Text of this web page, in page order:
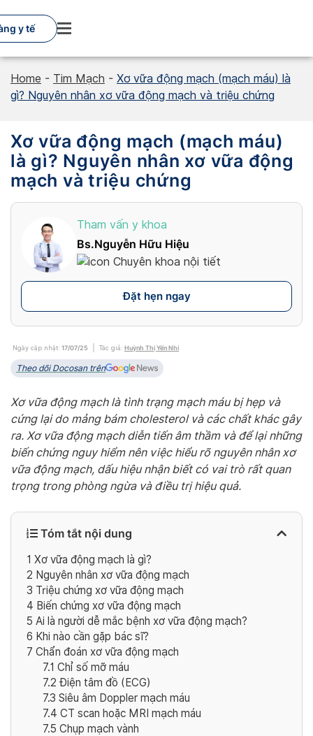
to
content
y tế
Home - Tim Mạch - Xơ vữa động mạch (mạch máu) là
gì? Nguyên nhân xơ vữa động mạch và triệu chứng
Xơ vữa động mạch (mạch máu)
là gì? Nguyên nhân xơ vữa động
mạch và triệu chứng
Tham vấn y khoa
Bs.Nguyễn Hữu Hiệu
Chuyên khoa nội tiết
Đặt hẹn ngay
Ngày cập nhật: 17/07/25 Tác giả: Huỳnh Thị Yến Nhi
Theo dõi Docosan trên
Xơ vữa động mạch là tình trạng mạch máu bị hẹp và
cứng lại do mảng bám cholesterol và các chất khác gây
ra. Xơ vữa động mạch diễn tiến âm thầm và để lại những
biến chứng nguy hiểm nên việc hiểu rõ nguyên nhân xơ
vữa động mạch, dấu hiệu nhận biết có vai trò rất quan
trọng trong phòng ngừa và điều trị hiệu quả.
Tóm tắt nội dung
1 Xơ vữa động mạch là gì?
2 Nguyên nhân xơ vữa động mạch
3 Triệu chứng xơ vữa động mạch
4 Biến chứng xơ vữa động mạch
5 Ai là người dễ mắc bệnh xơ vữa động mạch?
6 Khi nào cần gặp bác sĩ?
7 Chẩn đoán xơ vữa động mạch
7.1 Chỉ số mỡ máu
7.2 Điện tâm đồ (ECG)
7.3 Siêu âm Doppler mạch máu
7.4 CT scan hoặc MRI mạch máu
7.5 Chụp mạch vành